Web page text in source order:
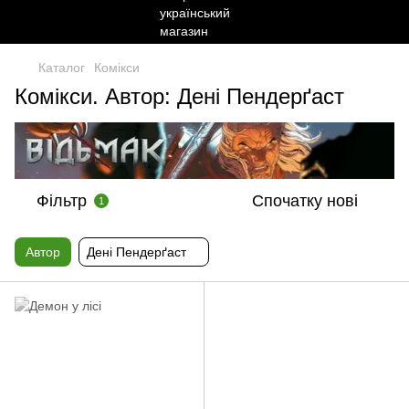
Каталог Комікси
Комікси. Автор: Дені Пендерґаст
Фільтр 1 Спочатку нові
Автор Дені Пендерґаст